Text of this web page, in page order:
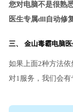
您对电脑不是很熟
医生专属dll自动修
三、 金山毒霸电脑
如果上面2种方法
对1服务，我们会有